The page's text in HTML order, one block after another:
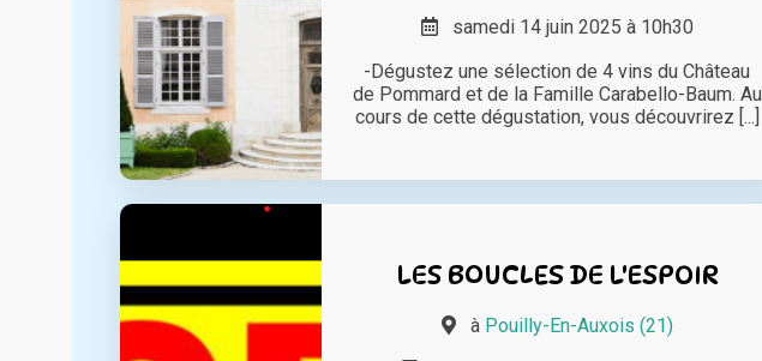
samedi 14 juin 2025 à 10h30
-Dégustez une sélection de 4 vins du Château
de Pommard et de la Famille Carabello-Baum. Au
cours de cette dégustation, vous découvrirez [...]
LES BOUCLES DE L'ESPOIR
à Pouilly-En-Auxois (21)